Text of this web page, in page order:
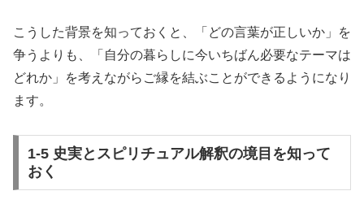
こうした背景を知っておくと、「どの言葉が正しいか」を
争うよりも、「自分の暮らしに今いちばん必要なテーマは
どれか」を考えながらご縁を結ぶことができるようになり
ます。
1-5 史実とスピリチュアル解釈の境目を知って
おく